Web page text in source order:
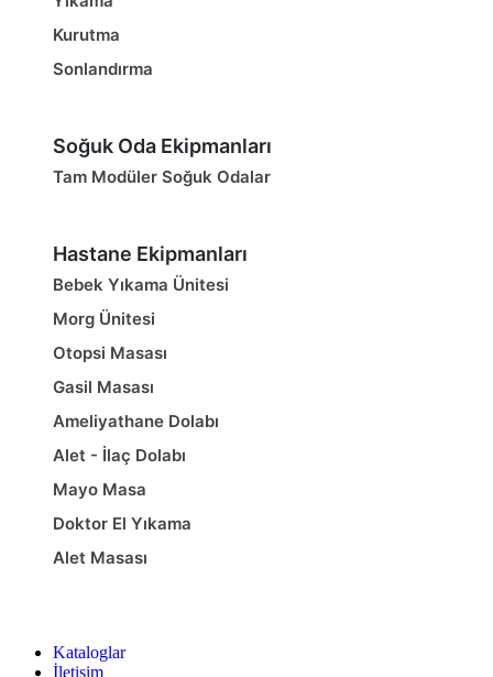
Kurutma
Sonlandırma
Soğuk Oda Ekipmanları
Tam Modüler Soğuk Odalar
Hastane Ekipmanları
Bebek Yıkama Ünitesi
Morg Ünitesi
Otopsi Masası
Gasil Masası
Ameliyathane Dolabı
Alet - İlaç Dolabı
Mayo Masa
Doktor El Yıkama
Alet Masası
Kataloglar
İletişim